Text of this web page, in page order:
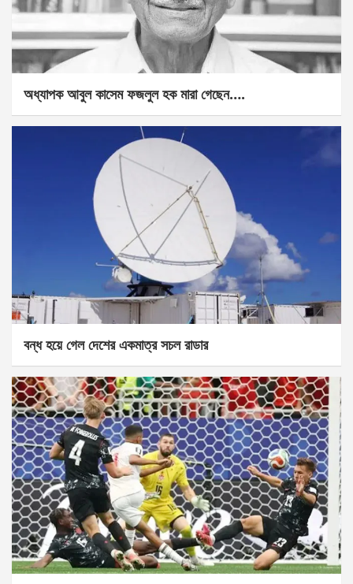
অধ্যাপক আবুল কাসেম ফজলুল হক মারা গেছেন….
বন্ধ হয়ে গেল দেশের একমাত্র সচল রাডার